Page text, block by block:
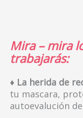
Mira – mira
trabajarás:
♦ La herida de
tu mascara,
autoevalución